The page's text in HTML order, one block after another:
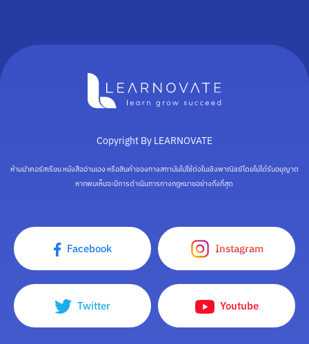
Copyright By LEARNOVATE
ห้ามนำคอร์สเรียน หนังสืออ่านเอง หรือสินค้าของทางสถาบันไปใช้ต่อในเชิงพาณิชย์โดยไม่ได้รับอนุญาต
หากพบเห็นจะมีการดำเนินการทางกฎหมายอย่างถึงที่สุด
Facebook Instagram
Twitter Youtube